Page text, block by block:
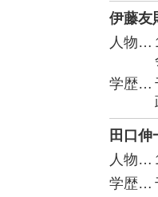
伊藤友
人物…
学歴…
田口伸
人物…
学歴…